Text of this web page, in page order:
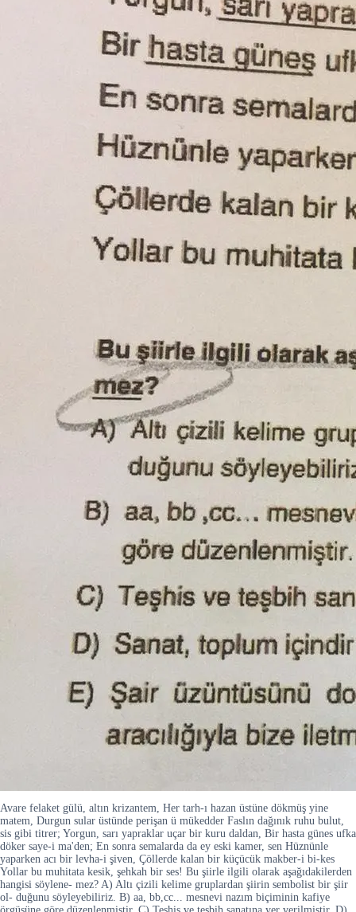
Avare felaket gülü, altın krizantem, Her tarh-ı hazan üstüne dökmüş yine
matem, Durgun sular üstünde perişan ü mükedder Faslın dağınık ruhu bulut,
sis gibi titrer; Yorgun, sarı yapraklar uçar bir kuru daldan, Bir hasta günes ufka
döker saye-i ma'den; En sonra semalarda da ey eski kamer, sen Hüznünle
yaparken acı bir levha-i şiven, Çöllerde kalan bir küçücük makber-i bi-kes
Yollar bu muhitata kesik, şehkah bir ses! Bu şiirle ilgili olarak aşağıdakilerden
hangisi söylene- mez? A) Altı çizili kelime gruplardan şiirin sembolist bir şiir
ol- duğunu söyleyebiliriz. B) aa, bb,cc... mesnevi nazım biçiminin kafiye